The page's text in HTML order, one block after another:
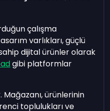
çalışma
varlıkları, güçlü
dijital ürünler olarak
gibi platformlar
ürünlerinin
toplulukları ve